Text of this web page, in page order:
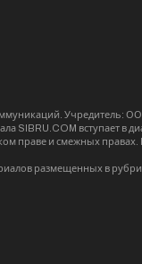
Учредитель:
SIBRU.COM вступает в
праве и смежных
размещенных в